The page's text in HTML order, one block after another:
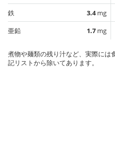
鉄
3.4mg
亜鉛
1.7 mg
煮物や麺類の残り汁など、実際には
記リストから除いてあります。